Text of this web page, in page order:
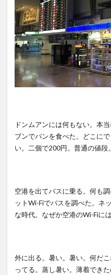
ドンムアンには何もない。本
ブンでパンを食べた。どこに
い。二個で200円。普通の値段。
空港を出てバスに乗る。何も
ットWi-Fiでバスを調べた。ネ
な時代。なぜか空港のWi-Fiに
外に出る。暑い。暑い。何だ
ってる。蒸し暑い。薄着でき